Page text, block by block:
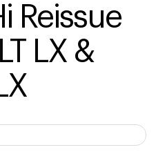
Reissue
LX &